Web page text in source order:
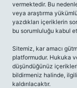
vermektedir. Bu
veya araştırma
yazdıkları içeriklerin
bu sorumluluğu kabul
Sitemiz, kar amacı
platformudur. Hukuka
düşündüğünüz
bildirmeniz halinde,
kaldırılacaktır.